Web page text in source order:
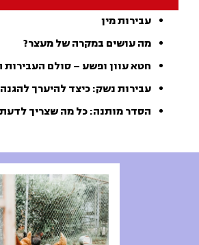
עבירות מין
מה עושים במקרה של מעצר?
חטא עוון ופשע – סולם העבירות
עבירות נשק: כיצד להיערך להגנה
הסדר מותנה: כל מה שצריך לדעת